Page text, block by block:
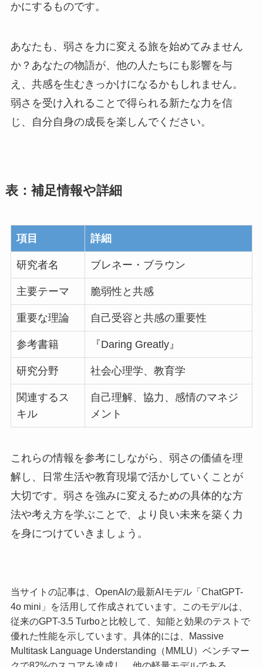
かにするものです。
あなたも、弱さを力に変える旅を始めてみません
か？あなたの物語が、他の人たちにも影響を与
え、共感を生むきっかけになるかもしれません。
弱さを受け入れることで得られる新たな力を信
じ、自分自身の成長を楽しんでください。
表：補足情報や詳細
項目 詳細
研究者名 ブレネー・ブラウン
主要テーマ 脆弱性と共感
重要な理論 自己受容と共感の重要性
参考書籍 『Daring Greatly』
研究分野 社会心理学、教育学
関連するス
キル
自己理解、協力、感情のマネジ
メント
これらの情報を参考にしながら、弱さの価値を理
解し、日常生活や教育現場で活かしていくことが
大切です。弱さを強みに変えるための具体的な方
法や考え方を学ぶことで、より良い未来を築く力
を身につけていきましょう。
当サイトの記事は、OpenAIの最新AIモデル「ChatGPT-
4o mini」を活用して作成されています。このモデルは、
従来のGPT-3.5 Turboと比較して、知能と効果のテストで
優れた性能を示しています。具体的には、Massive
Multitask Language Understanding（MMLU）ベンチマー